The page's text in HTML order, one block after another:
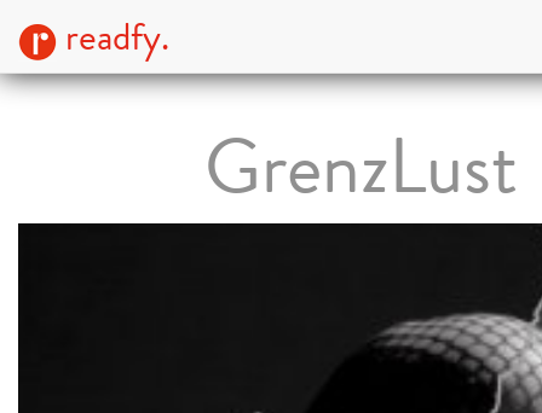
readfy.
GrenzLust